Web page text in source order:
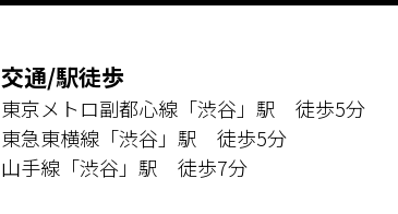
交通/駅徒歩
東京メトロ副都心線「渋谷」駅 徒歩5分
東急東横線「渋谷」駅 徒歩5分
山手線「渋谷」駅 徒歩7分